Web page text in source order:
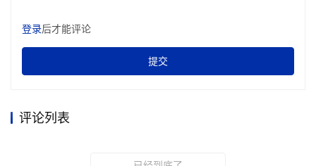
Aginode安捷诺一直将韩国视作重要的战略市场，在其全球
安捷诺涉足众多行业，为客户的业务发展提供高品质的产品
登录后才能评论
提交
评论列表